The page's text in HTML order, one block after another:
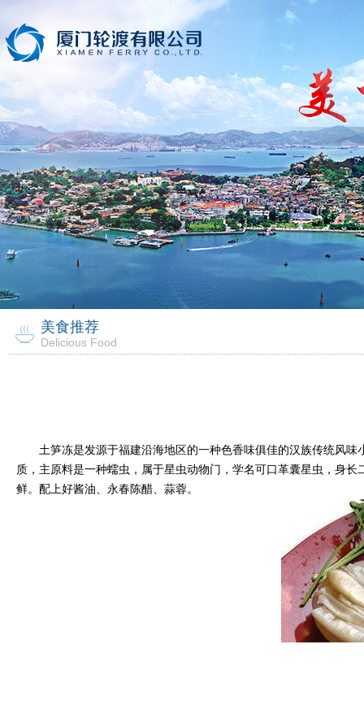
美食推荐
Delicious Food
土笋冻是发源于福建沿海地区的一种色香味俱佳的汉族传统风味
质，主原料是一种蠕虫，属于星虫动物门，学名可口革囊星虫，身
鲜。配上好酱油、永春陈醋、蒜蓉。